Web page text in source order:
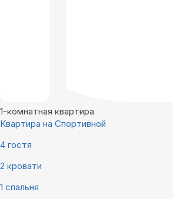
1-комнатная квартира
Квартира на Спортивной
4 гостя
2 кровати
1 спальня